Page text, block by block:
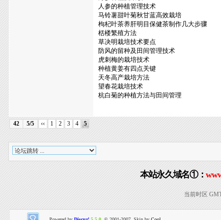
人参的种植管理技术
马铃薯甜叶菊秋甘蓝高效栽培
枸杞叶茶养肝明目保健茶制作几大步骤
栝楼繁殖方法
草决明栽培技术要点
防风的留种及田间管理技术
虎刺梅的栽培技术
种植黄姜有四点关键
天冬高产栽培方法
望春花栽培技术
杭白菊的种植方法与田间管理
42 5/5 ‹‹ 1 2 3 4 5
本站永久域名①：
当前时区